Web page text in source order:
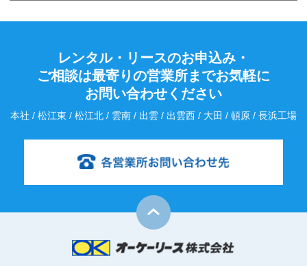
レンタル・リースのお申込み・
ご相談は最寄りの営業所までお気軽に
お問い合わせください
本社 / 松江東 / 松江北 / 雲南 / 出雲 / 出雲西 / 大田 / 頓原 / 長浜工場